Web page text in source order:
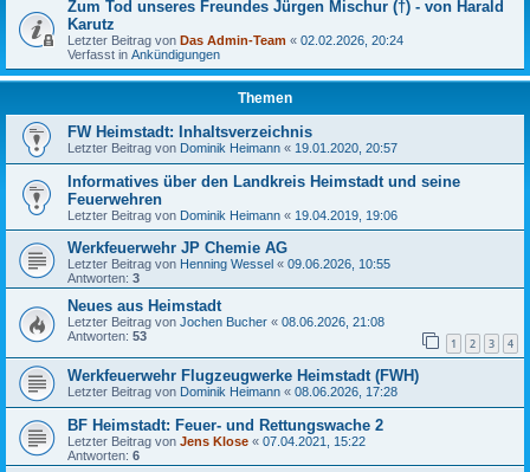
Zum Tod unseres Freundes Jürgen Mischur (†) - von Harald
Karutz
Letzter Beitrag von Das Admin-Team « 02.02.2026, 20:24
Verfasst in Ankündigungen
Themen
FW Heimstadt: Inhaltsverzeichnis
Letzter Beitrag von Dominik Heimann « 19.01.2020, 20:57
Informatives über den Landkreis Heimstadt und seine
Feuerwehren
Letzter Beitrag von Dominik Heimann « 19.04.2019, 19:06
Werkfeuerwehr JP Chemie AG
Letzter Beitrag von Henning Wessel « 09.06.2026, 10:55
Antworten: 3
Neues aus Heimstadt
Letzter Beitrag von Jochen Bucher « 08.06.2026, 21:08
Antworten: 53 1 2 3 4
Werkfeuerwehr Flugzeugwerke Heimstadt (FWH)
Letzter Beitrag von Dominik Heimann « 08.06.2026, 17:28
BF Heimstadt: Feuer- und Rettungswache 2
Letzter Beitrag von Jens Klose « 07.04.2021, 15:22
Antworten: 6